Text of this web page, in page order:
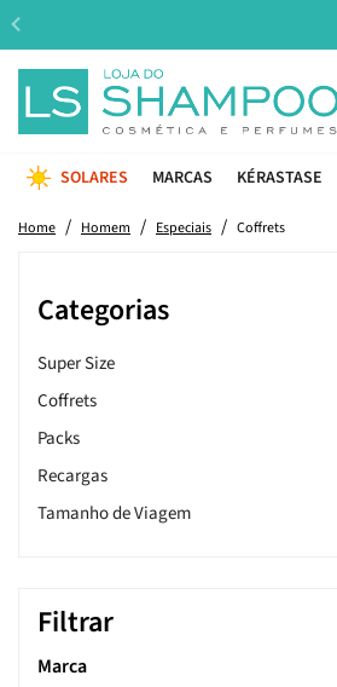
SOLARES MARCAS KÉRASTASE
Home Homem Especiais Coffrets
Categorias
Super Size
Coffrets
Packs
Recargas
Tamanho de Viagem
Filtrar
Marca